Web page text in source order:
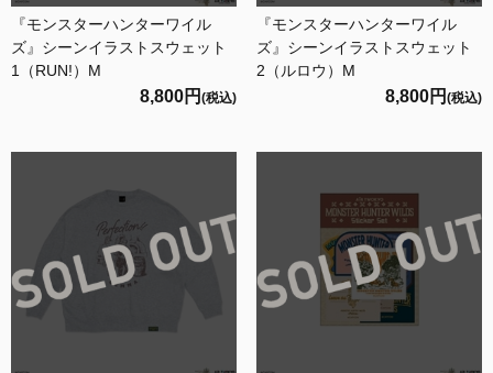
『モンスターハンターワイル
ズ』シーンイラストスウェット
1（RUN!）M
8,800円 (税込)
『モンスターハンターワイル
ズ』シーンイラストスウェット
2（ルロウ）M
8,800円 (税込)